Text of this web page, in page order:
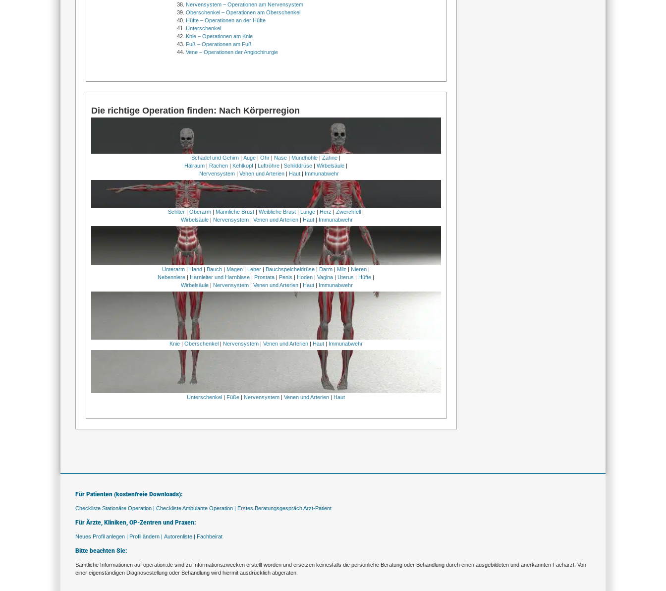
Nervensystem – Operationen am Nervensystem
Oberschenkel – Operationen am Oberschenkel
Hüfte – Operationen an der Hüfte
Unterschenkel
Knie – Operationen am Knie
Fuß – Operationen am Fuß
Vene – Operationen der Angiochirurgie
Die richtige Operation finden: Nach Körperregion
Schädel und Gehirn |Auge |Ohr Nase Mundhöhle |Zähne
Halraum
Rachen Kehlkopf Luftröhre |Schilddrüse |Wirbelsäule
Nervensystem| Venen und Arterien| Haut| Immunabwehr
Schlter |Oberarm | Männliche Brust |Weibliche Brust | Lunge | Herz |Zwerchfell |
Wirbelsäule| Nervensystem| Venen und Arterien| Haut| Immunabwehr
Unterarm | Hand | Bauch | Magen | Leber | Bauchspeicheldrüse | Darm | Milz | Nieren |
Nebenniere | Harnleiter und Harnblase | Prostata | Penis | Hoden |Vagina |Uterus | Hüfte |
Wirbelsäule| Nervensystem| Venen und Arterien| Haut| Immunabwehr
Knie| Oberschenkel| Nervensystem| Venen und Arterien| Haut| Immunabwehr
Unterschenkel Füße Nervensystem |Venen und Arterien Haut
Für Patienten (kostenfreie Downloads):
Checkliste Stationäre Operation | Checkliste Ambulante Operation | Erstes Beratungsgespräch Arzt-Patient
Für Ärzte, Kliniken, OP-Zentren und Praxen:
Neues Profil anlegen | Profil ändern | Autorenliste | Fachbeirat
Bitte beachten Sie:
Sämtliche Informationen auf operation.de sind zu Informationszwecken erstellt worden und ersetzen keinesfalls die persönliche Beratung oder Behandlung durch einen ausgebildeten und anerkannten Facharzt. Von
einer eigenständigen Diagnosestellung oder Behandlung wird hiermit ausdrücklich abgeraten.